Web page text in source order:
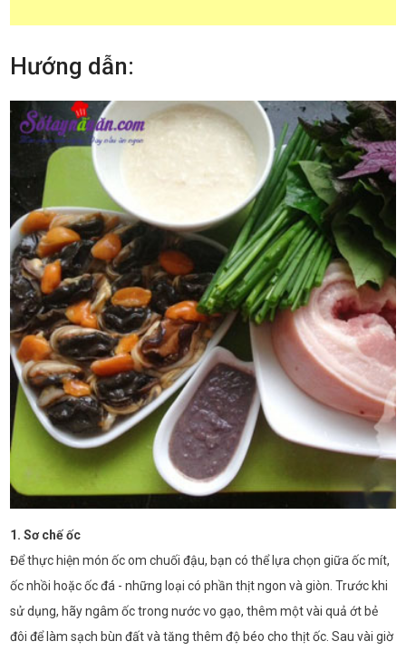
Hướng dẫn:
1. Sơ chế ốc
Để thực hiện món ốc om chuối đậu, bạn có thể lựa chọn giữa ốc mít,
ốc nhồi hoặc ốc đá - những loại có phần thịt ngon và giòn. Trước khi
sử dụng, hãy ngâm ốc trong nước vo gạo, thêm một vài quả ớt bẻ
đôi để làm sạch bùn đất và tăng thêm độ béo cho thịt ốc. Sau vài giờ